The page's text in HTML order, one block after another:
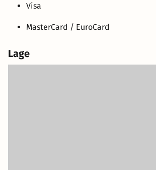
Visa
MasterCard / EuroCard
Lage